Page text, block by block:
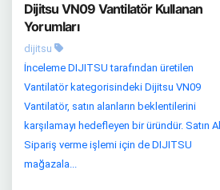
Dijitsu VN09 Vantilatör Kullanan
Yorumları
dijitsu
İnceleme DIJITSU tarafından üretilen
Vantilatör kategorisindeki Dijitsu VN09
Vantilatör, satın alanların beklentilerini
karşılamayı hedefleyen bir üründür. Satın Al
Sipariş verme işlemi için de DIJITSU
mağazala...